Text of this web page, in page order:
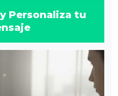
Personaliza tu